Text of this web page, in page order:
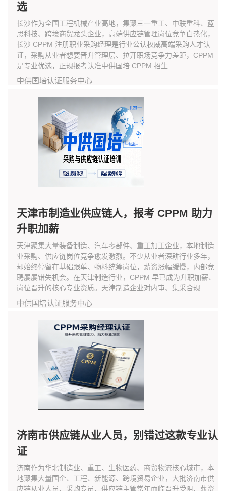
选
长沙作为全国工程机械产业高地，集聚三一重工、中联重科、蓝
思科技、跨境商贸龙头企业，高端供应链管理岗位竞争白热化，
长沙 CPPM 注册职业采购经理是行业公认权威高端采购人才认
证，采购从业者想要晋升管理层、拉开职场竞争力差距，CPPM
是专业优选，正规报考认准中供国培 CPPM 招生...
中供国培认证服务中心
天津市制造业供应链人，报考 CPPM 助力
升职加薪
天津聚集大量装备制造、汽车零部件、重工加工企业，本地制造
业采购、供应链岗位竞争愈发激烈。不少从业者深耕行业多年，
却始终停留在基础跟单、物料统筹岗位，薪资涨幅缓慢，内部竞
聘屡屡错失机会。在天津制造行业，CPPM 早已成为升职加薪、
岗位晋升的核心专业资质。天津制造企业对内审、集采合规...
中供国培认证服务中心
济南市供应链从业人员，别错过这款专业认
证
济南作为华北制造业、重工、生物医药、商贸物流核心城市，本
地聚集大量国企、工程、新能源、跨境贸易企业，大批济南市供
应链从业人员、采购专员、供应链主管常年面临晋升受阻、薪资